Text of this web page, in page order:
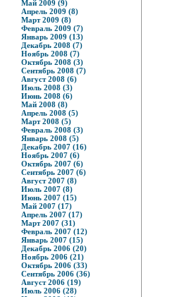
Май 2009 (9)
Апрель 2009 (8)
Март 2009 (8)
Февраль 2009 (7)
Январь 2009 (13)
Декабрь 2008 (7)
Ноябрь 2008 (7)
Октябрь 2008 (3)
Сентябрь 2008 (7)
Август 2008 (6)
Июль 2008 (3)
Июнь 2008 (6)
Май 2008 (8)
Апрель 2008 (5)
Март 2008 (5)
Февраль 2008 (3)
Январь 2008 (5)
Декабрь 2007 (16)
Ноябрь 2007 (6)
Октябрь 2007 (6)
Сентябрь 2007 (6)
Август 2007 (8)
Июль 2007 (8)
Июнь 2007 (15)
Май 2007 (17)
Апрель 2007 (17)
Март 2007 (31)
Февраль 2007 (12)
Январь 2007 (15)
Декабрь 2006 (20)
Ноябрь 2006 (21)
Октябрь 2006 (33)
Сентябрь 2006 (36)
Август 2006 (19)
Июль 2006 (28)